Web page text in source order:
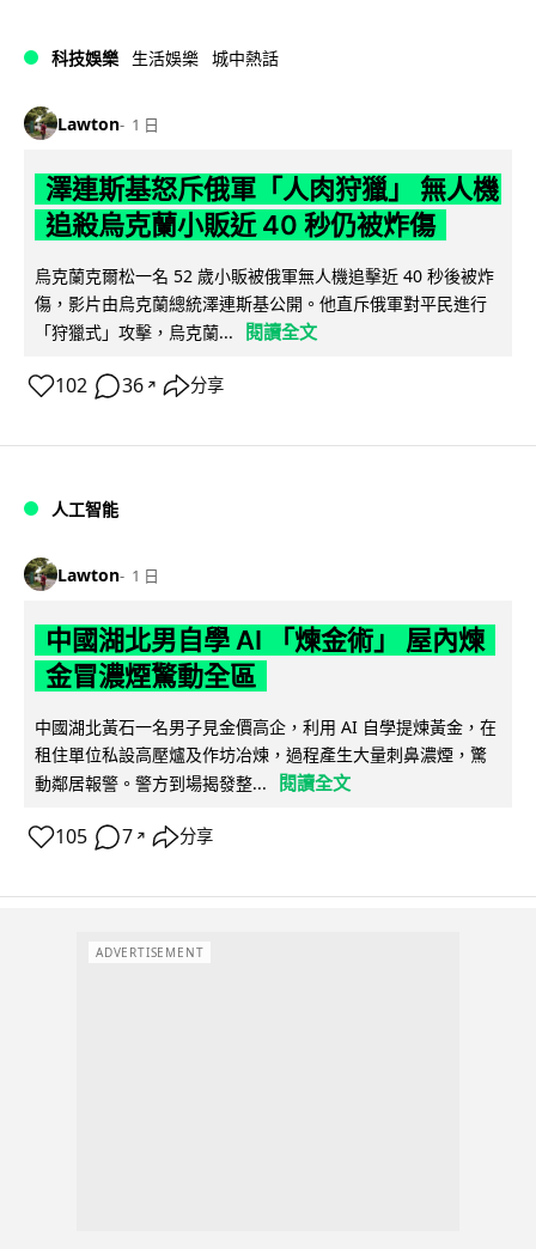
科技娛樂 生活娛樂 城中熱話
Lawton 1 日
澤連斯基怒斥俄軍「人肉狩獵」 無人機
追殺烏克蘭小販近 40 秒仍被炸傷
烏克蘭克爾松一名 52 歲小販被俄軍無人機追擊近 40 秒後被炸
傷，影片由烏克蘭總統澤連斯基公開。他直斥俄軍對平民進行
「狩獵式」攻擊，烏克蘭...
閱讀全文
102 36 ↗ 分享
人工智能
Lawton 1 日
中國湖北男自學 AI 「煉金術」 屋內煉
金冒濃煙驚動全區
中國湖北黃石一名男子見金價高企，利用 AI 自學提煉黃金，在
租住單位私設高壓爐及作坊冶煉，過程產生大量刺鼻濃煙，驚
動鄰居報警。警方到場揭發整...
閱讀全文
105 7 ↗ 分享
ADVERTISEMENT